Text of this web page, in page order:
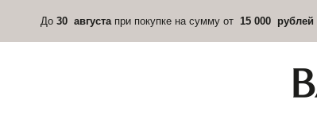
До 30 августа при покупке на сумму от 15 000 рублей